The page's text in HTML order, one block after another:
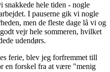
hele tiden - nogle
I pauserne gik vi nogle
men de fleste dage lå vi og
vejr hele sommeren, hvilket
udendørs.
ferie, blev jeg forfremmet till
en forskel fra at være "menig